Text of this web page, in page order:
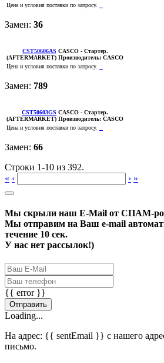
Цена и условия поставки по запросу.
Замен: 36
CST50606AS CASCO - Стартер.
(AFTERMARKET) Производитель: CASCO
Цена и условия поставки по запросу.
Замен: 789
CST50603GS CASCO - Стартер.
(AFTERMARKET) Производитель: CASCO
Цена и условия поставки по запросу.
Замен: 66
Строки 1-10 из 392.
« ‹ › »
Мы скрыли наш E-Mail от СПАМ-
Мы отправим на Ваш e-mail
течение 10 сек.
У нас нет рассылок!)
{{ error }}
Отправить
Loading...
На адрес: {{ sentEmail }} с нашего
письмо.